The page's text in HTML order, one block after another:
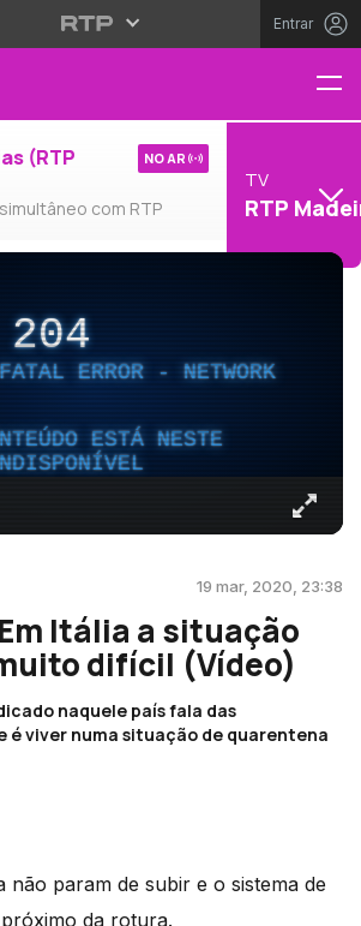
Entrar
(RTP
com RTP
NO AR
TV
RTP
204
ERROR - NETWORK
ESTÁ NESTE
19 mar, 2020, 23:38
Itália a situação
difícil (Vídeo)
naquele país fala das
é viver numa situação de quarentena
não param de subir e o sistema de
da rotura.